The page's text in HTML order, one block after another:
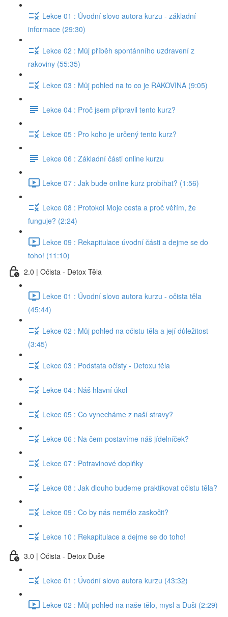
Lekce 01 : Úvodní slovo autora kurzu - základní
informace (29:30)
Lekce 02 : Můj příběh spontánního uzdravení z
rakoviny (55:35)
Lekce 03 : Můj pohled na to co je RAKOVINA (9:05)
Lekce 04 : Proč jsem připravil tento kurz?
Lekce 05 : Pro koho je určený tento kurz?
Lekce 06 : Základní části online kurzu
Lekce 07 : Jak bude online kurz probíhat? (1:56)
Lekce 08 : Protokol Moje cesta a proč věřím, že
funguje? (2:24)
Lekce 09 : Rekapitulace úvodní části a dejme se do
toho! (11:10)
2.0 | Očista - Detox Těla
Lekce 01 : Úvodní slovo autora kurzu - očista těla
(45:44)
Lekce 02 : Můj pohled na očistu těla a její důležitost
(3:45)
Lekce 03 : Podstata očisty - Detoxu těla
Lekce 04 : Náš hlavní úkol
Lekce 05 : Co vynecháme z naší stravy?
Lekce 06 : Na čem postavíme náš jídelníček?
Lekce 07 : Potravinové doplňky
Lekce 08 : Jak dlouho budeme praktikovat očistu těla?
Lekce 09 : Co by nás nemělo zaskočit?
Lekce 10 : Rekapitulace a dejme se do toho!
3.0 | Očista - Detox Duše
Lekce 01 : Úvodní slovo autora kurzu (43:32)
Lekce 02 : Můj pohled na naše tělo, mysl a Duši (2:29)